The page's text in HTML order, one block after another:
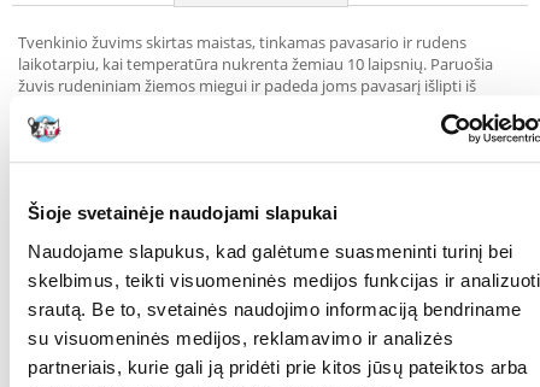
Šioje svetainėje naudojami slapukai
Naudojame slapukus, kad galėtume suasmeninti turinį bei
skelbimus, teikti visuomeninės medijos funkcijas ir analizuoti
srautą. Be to, svetainės naudojimo informaciją bendriname
su visuomeninės medijos, reklamavimo ir analizės
partneriais, kurie gali ją pridėti prie kitos jūsų pateiktos arba
Tvenkinio žuvims skirtas maistas, tinkamas pavasario ir rudens
laikotarpiu, kai temperatūra nukrenta žemiau 10 laipsnių. Paruošia
žuvis rudeniniam žiemos miegui ir padeda joms pavasarį išlipti iš
gemalų. Pakuotė 10 l.
Sudėtis
(kviečių gemalų miltai 28,4 %), mielės, dumbliai, aliejai ir riebalai,
mineralai.
Analitinės sudedamosios dalys
Žali baltymai 33 %, žali riebalai 5,5 %, žalioji ląsteliena 2 %, drėgmė 8 %.
Priedai
Vitaminai: Vitaminas D3 1730 TV/kg. Rūgštingumą reguliuojančios
medžiagos: Citrinos rūgštis 274 mg/kg.